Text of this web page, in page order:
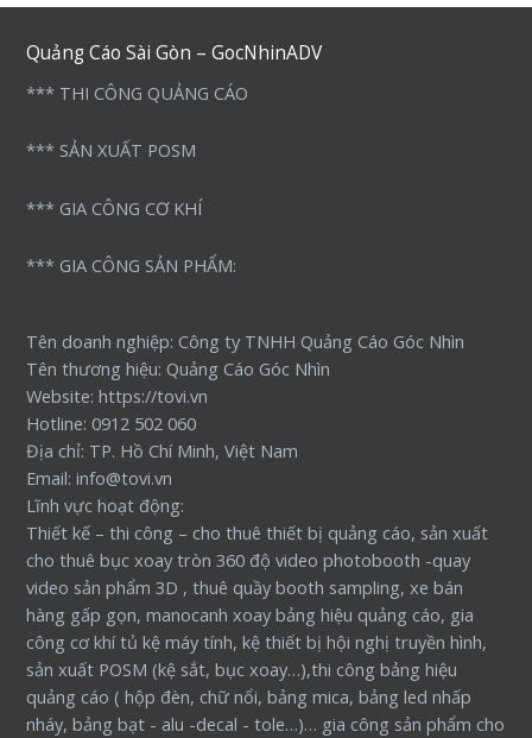
Quảng Cáo Sài Gòn – GocNhinADV
*** THI CÔNG QUẢNG CÁO
*** SẢN XUẤT POSM
*** GIA CÔNG CƠ KHÍ
*** GIA CÔNG SẢN PHẨM:
Tên doanh nghiệp: Công ty TNHH Quảng Cáo Góc Nhìn
Tên thương hiệu: Quảng Cáo Góc Nhìn
Website: https://tovi.vn
Hotline: 0912 502 060
Địa chỉ: TP. Hồ Chí Minh, Việt Nam
Email: info@tovi.vn
Lĩnh vực hoạt động:
Thiết kế – thi công – cho thuê thiết bị quảng cáo, sản xuất
cho thuê bục xoay tròn 360 độ video photobooth -quay
video sản phẩm 3D , thuê quầy booth sampling, xe bán
hàng gấp gọn, manocanh xoay bảng hiệu quảng cáo, gia
công cơ khí tủ kệ máy tính, kệ thiết bị hội nghị truyền hình,
sản xuất POSM (kệ sắt, bục xoay…),thi công bảng hiệu
quảng cáo ( hộp đèn, chữ nổi, bảng mica, bảng led nhấp
nháy, bảng bạt - alu -decal - tole…)… gia công sản phẩm cho